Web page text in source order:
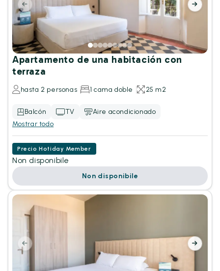
Apartamento de una habitación con
terraza
hasta 2 personas 1 cama doble 25 m2
Balcón TV
Aire acondicionado
Mostrar todo
Precio Hotiday Member
Non disponibile
Non disponibile